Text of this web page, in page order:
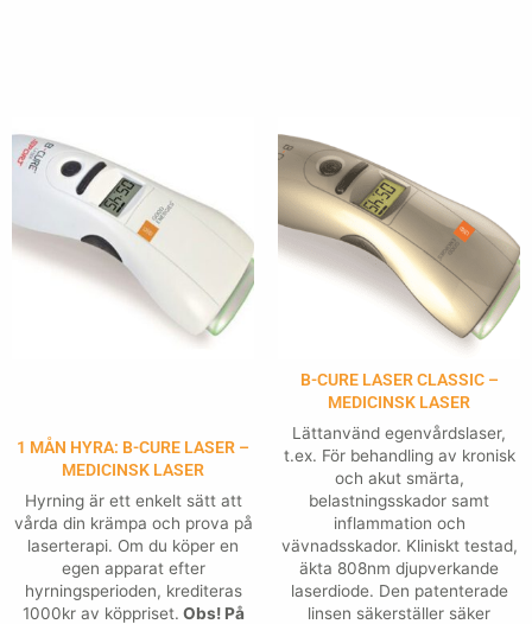
1 MÅN HYRA: B-CURE LASER –
MEDICINSK LASER
Hyrning är ett enkelt sätt att
vårda din krämpa och prova på
laserterapi. Om du köper en
egen apparat efter
hyrningsperioden, krediteras
1000kr av köppriset. Obs! På
B-CURE LASER CLASSIC –
MEDICINSK LASER
Lättanvänd egenvårdslaser,
t.ex. För behandling av kronisk
och akut smärta,
belastningsskador samt
inflammation och
vävnadsskador. Kliniskt testad,
äkta 808nm djupverkande
laserdiode. Den patenterade
linsen säkerställer säker